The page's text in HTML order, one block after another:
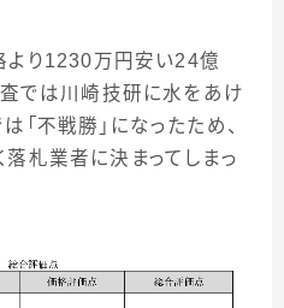
り1230万円安い24億
では川崎技研に水をあけ
「不戦勝」になったため、
札業者に決まってしまっ